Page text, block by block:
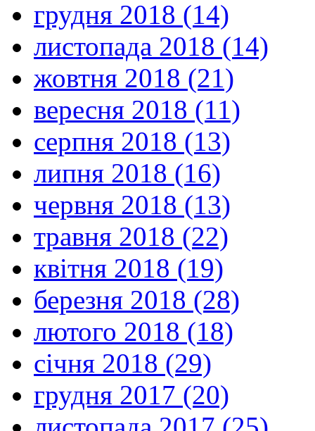
грудня 2018 (14)
листопада 2018 (14)
жовтня 2018 (21)
вересня 2018 (11)
серпня 2018 (13)
липня 2018 (16)
червня 2018 (13)
травня 2018 (22)
квітня 2018 (19)
березня 2018 (28)
лютого 2018 (18)
січня 2018 (29)
грудня 2017 (20)